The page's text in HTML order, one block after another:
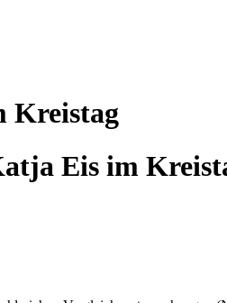
Kreistag
Eis im